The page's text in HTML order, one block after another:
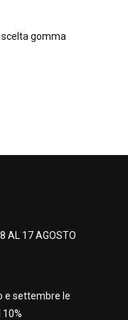
gomma
AL 17 AGOSTO
e settembre le